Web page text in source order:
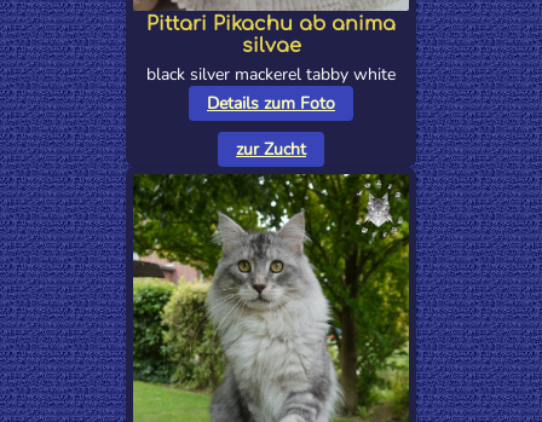
Pittari Pikachu ab anima
silvae
black silver mackerel tabby white
Details zum Foto
zur Zucht